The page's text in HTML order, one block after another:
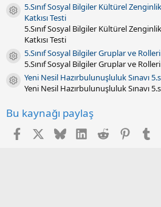
Kaynak ikonu
5.Sınıf Sosyal Bilgiler Kültürel
Katkısı Testi
5.Sınıf Sosyal Bilgiler Kültürel
Katkısı Testi
Kaynak ikonu
5.Sınıf Sosyal Bilgiler Gruplar ve
5.Sınıf Sosyal Bilgiler Gruplar ve
Kaynak ikonu
Yeni Nesil Hazırbulunuşluluk Sınavı
Yeni Nesil Hazırbulunuşluluk Sınavı
Bu kaynağı paylaş
Facebook BlueskyLinkedInReddit